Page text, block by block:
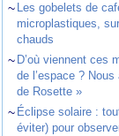
~ Les gobelets de
microplastiques,
chauds
~ D’où viennent ces
de l’espace ?
de Rosette »
~ Éclipse solaire :
éviter) pour